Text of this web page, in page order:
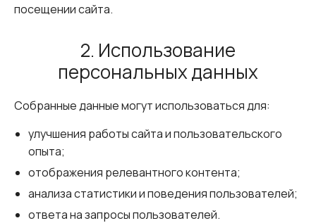
посещении сайта.
2. Использование
персональных данных
Собранные данные могут использоваться для:
улучшения работы сайта и пользовательского
опыта;
отображения релевантного контента;
анализа статистики и поведения пользователей;
ответа на запросы пользователей.